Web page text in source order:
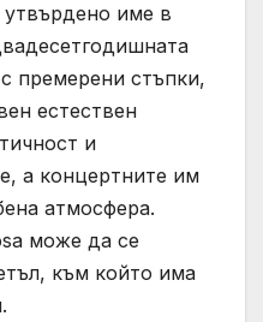
утвърдено име в
премерени стъпки,
естествен
и
а концертните им
атмосфера.
може да се
към който има